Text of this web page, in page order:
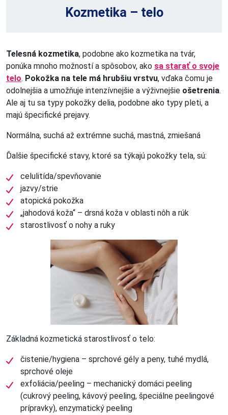
Kozmetika – telo
Telesná kozmetika, podobne ako kozmetika na tvár,
ponúka mnoho možností a spôsobov, ako sa starať o svoje
telo. Pokožka na tele má hrubšiu vrstvu, vďaka čomu je
odolnejšia a umožňuje intenzívnejšie a výživnejšie ošetrenia.
Ale aj tu sa typy pokožky delia, podobne ako typy pleti, a
majú špecifické prejavy.
Normálna, suchá až extrémne suchá, mastná, zmiešaná
Ďalšie špecifické stavy, ktoré sa týkajú pokožky tela, sú:
celulitída/spevňovanie
jazvy/strie
atopická pokožka
„jahodová koža“ – drsná koža v oblasti nôh a rúk
starostlivosť o nohy a ruky
Základná kozmetická starostlivosť o telo:
čistenie/hygiena – sprchové gély a peny, tuhé mydlá,
sprchové oleje
exfoliácia/peeling – mechanický domáci peeling
(cukrový peeling, kávový peeling, špeciálne peelingové
prípravky), enzymatický peeling